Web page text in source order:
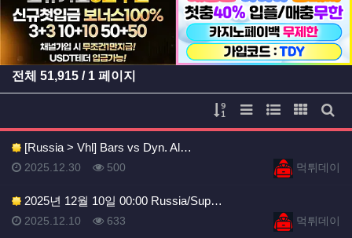
등록일 등록일
전체 51,915 / 1 페이지
게시물 정렬
리스트 스타일
웹진 스타일
갤러리
게
[Russia > Vhl] Bars vs Dyn. Al…
등록자먹튀데이
등록일
2025.12.30 조회
500
2025년 12월 10일 00:00 Russia/Sup…
등록자먹튀데이
등록일
2025.12.10 조회
633